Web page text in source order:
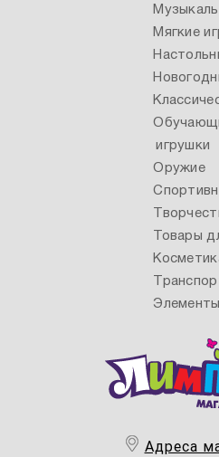
Адреса
Мягкие
игрушки
Оружие
Товары